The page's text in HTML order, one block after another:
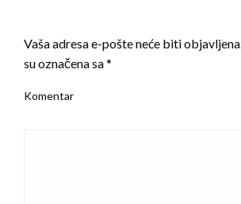
Vaša adresa e-pošte neće biti objavljena.
su označena sa*
Komentar